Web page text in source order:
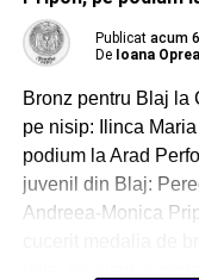
Publicat acum
De Ioana
Bronz pentru Blaj la
pe nisip: Ilinca
podium la Arad
juvenil din Blaj:
Andreea-Monica